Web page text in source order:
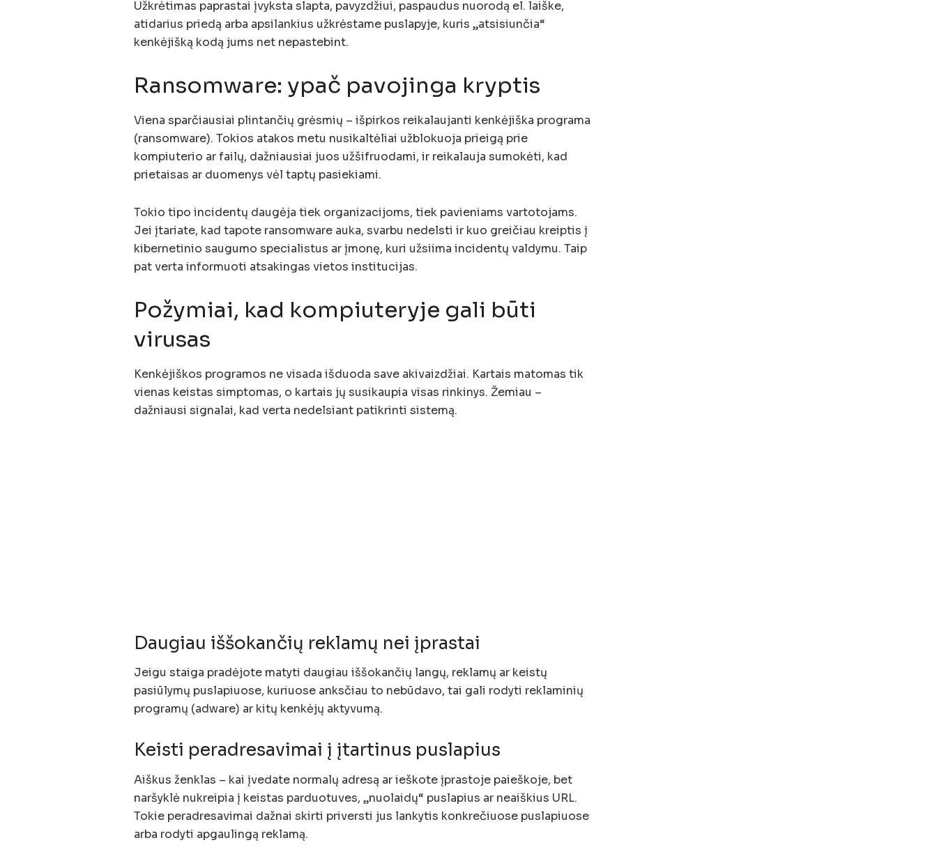
Užkrėtimas paprastai įvyksta slapta, pavyzdžiui, paspaudus nuorodą el. laiške,
atidarius priedą arba apsilankius užkrėstame puslapyje, kuris „atsisiunčia“
kenkėjišką kodą jums net nepastebint.
Ransomware: ypač pavojinga kryptis
Viena sparčiausiai plintančių grėsmių – išpirkos reikalaujanti kenkėjiška programa
(ransomware). Tokios atakos metu nusikaltėliai užblokuoja prieigą prie
kompiuterio ar failų, dažniausiai juos užšifruodami, ir reikalauja sumokėti, kad
prietaisas ar duomenys vėl taptų pasiekiami.
Tokio tipo incidentų daugėja tiek organizacijoms, tiek pavieniams vartotojams.
Jei įtariate, kad tapote ransomware auka, svarbu nedelsti ir kuo greičiau kreiptis į
kibernetinio saugumo specialistus ar įmonę, kuri užsiima incidentų valdymu. Taip
pat verta informuoti atsakingas vietos institucijas.
Požymiai, kad kompiuteryje gali būti
virusas
Kenkėjiškos programos ne visada išduoda save akivaizdžiai. Kartais matomas tik
vienas keistas simptomas, o kartais jų susikaupia visas rinkinys. Žemiau –
dažniausi signalai, kad verta nedelsiant patikrinti sistemą.
Daugiau iššokančių reklamų nei įprastai
Jeigu staiga pradėjote matyti daugiau iššokančių langų, reklamų ar keistų
pasiūlymų puslapiuose, kuriuose anksčiau to nebūdavo, tai gali rodyti reklaminių
programų (adware) ar kitų kenkėjų aktyvumą.
Keisti peradresavimai į įtartinus puslapius
Aiškus ženklas – kai įvedate normalų adresą ar ieškote įprastoje paieškoje, bet
naršyklė nukreipia į keistas parduotuves, „nuolaidų“ puslapius ar neaiškius URL.
Tokie peradresavimai dažnai skirti priversti jus lankytis konkrečiuose puslapiuose
arba rodyti apgaulingą reklamą.